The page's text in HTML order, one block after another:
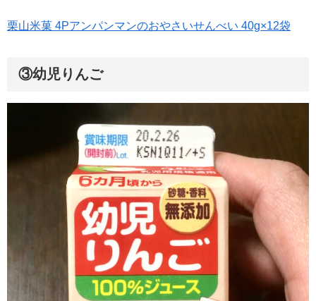
栗山米菓 4Pアンパンマンのおやさいせんべい 40g×12袋
③幼児りんご